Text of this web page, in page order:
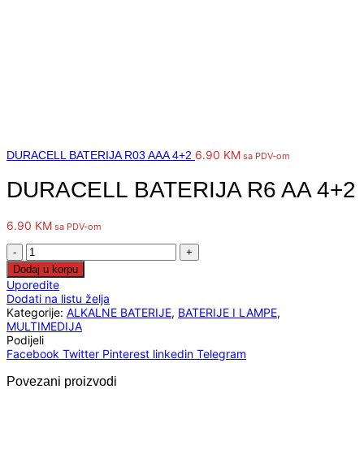
DURACELL BATERIJA R03 AAA 4+2 6.90 KM sa PDV-om
DURACELL BATERIJA R6 AA 4+2
6.90 KM sa PDV-om
DURACELL
BATERIJA
R6
AA
4+2
količina
Dodaj u korpu
Uporedite
Dodati na listu želja
Kategorije: ALKALNE BATERIJE, BATERIJE I LAMPE,
MULTIMEDIJA
Podijeli
Facebook Twitter Pinterest linkedin Telegram
Povezani proizvodi